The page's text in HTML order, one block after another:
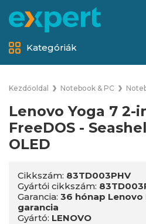
Kategóriák
Kezdőoldal Notebook & PC
Lenovo Yoga 7 2-
FreeDOS -
OLED
Cikkszám: 83TD003PHV
Gyártói cikkszám:
Garancia: 36 hónap Lenovo
garancia
Gyártó: LENOVO